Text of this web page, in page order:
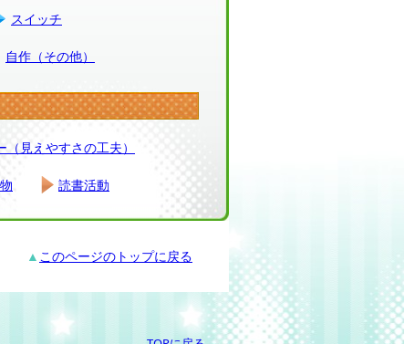
スイッチ
自作（その他）
（見えやすさの工夫）
読書活動
▲ このページのトップに戻る